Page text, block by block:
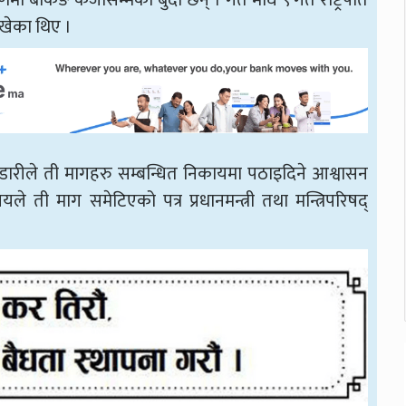
थिए ।
ती मागहरु सम्बन्धित निकायमा पठाइदिने आश्वासन
ती माग समेटिएको पत्र प्रधानमन्त्री तथा मन्त्रिपरिषद्